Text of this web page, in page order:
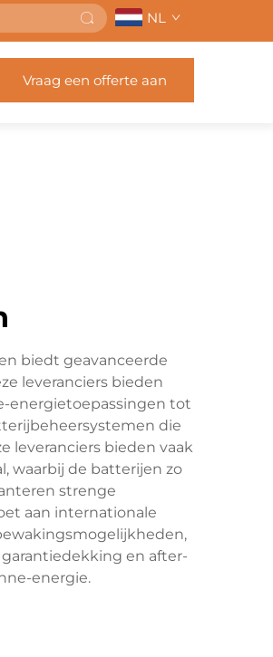
NL
Vraag een offerte aan
biedt geavanceerde
leveranciers bieden
energietoepassingen tot
die
leveranciers bieden vaak
waarbij de batterijen zo
strenge
aan internationale
en after-
energie.